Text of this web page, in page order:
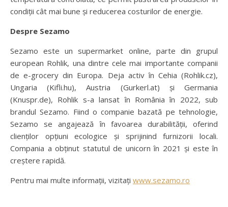
condiții cât mai bune și reducerea costurilor de energie.
Despre Sezamo
Sezamo este un supermarket online, parte din grupul
european Rohlik, una dintre cele mai importante companii
de e-grocery din Europa. Deja activ în Cehia (Rohlik.cz),
Ungaria (Kifli.hu), Austria (Gurkerl.at) și Germania
(Knuspr.de), Rohlik s-a lansat în România în 2022, sub
brandul Sezamo. Fiind o companie bazată pe tehnologie,
Sezamo se angajează în favoarea durabilității, oferind
clienților opțiuni ecologice și sprijinind furnizorii locali.
Compania a obținut statutul de unicorn în 2021 și este în
creștere rapidă.
Pentru mai multe informații, vizitați www.sezamo.ro